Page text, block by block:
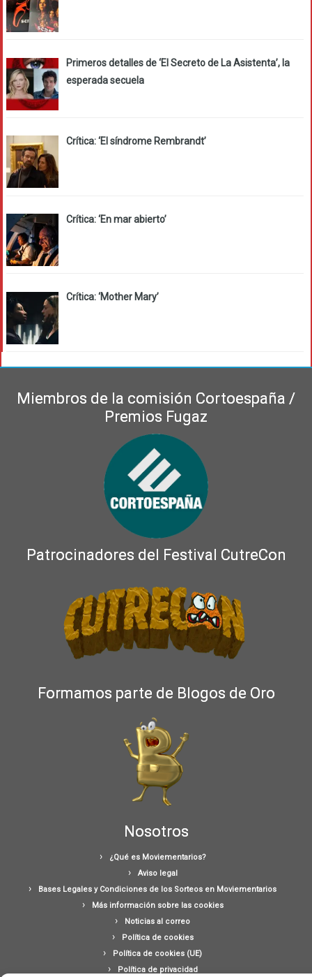
Primeros detalles de ‘El Secreto de La Asistenta’, la
esperada secuela
Crítica: ‘El síndrome Rembrandt’
Crítica: ‘En mar abierto’
Crítica: ‘Mother Mary’
Miembros de la comisión Cortoespaña /
Premios Fugaz
Patrocinadores del Festival CutreCon
Formamos parte de Blogos de Oro
Nosotros
¿Qué es Moviementarios?
Aviso legal
Bases Legales y Condiciones de los Sorteos en Moviementarios
Más información sobre las cookies
Noticias al correo
Política de cookies
Política de cookies (UE)
Política de privacidad